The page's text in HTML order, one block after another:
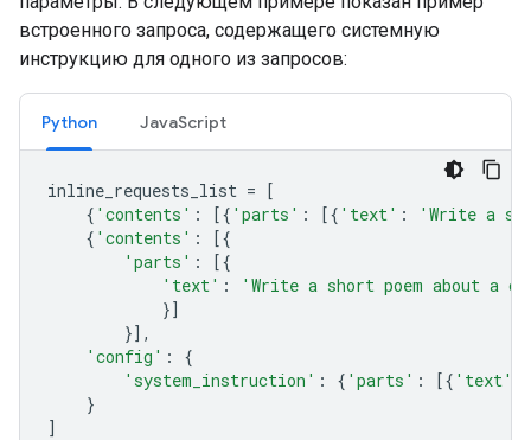
встроенного запроса, содержащего системную
инструкцию для одного из запросов:
Python JavaScript
inline_requests_list = [
{ 'contents' : [{ 'parts' : [{ 'text' :
'Write a
{ 'contents' :
[{
'parts' :
[{
'text' :
'Write a short poem about a
}]
}],
'config' :
{
'system_instruction' : { 'parts' : [{ 'text'
}
]